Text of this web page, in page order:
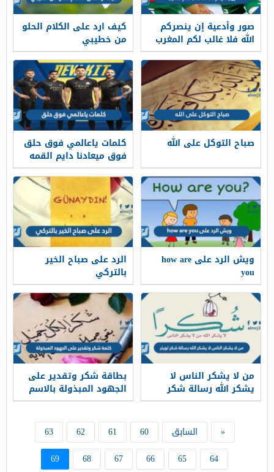
صور وأدعية إن ينصركم
الله فلا غالب لكم المغرب
كيف ارد على الكلام الحلو
من خطيبي
صباح التوكل على الله كلمات ياعالمي فوق حلق
فوق ميعادنا دايم القمه
ويش الرد على how are
you
الرد على صباح الخير
بالتركي
من لا يشكر الناس لا
يشكر الله رسالة شكر
تويتر
بطاقة شكر وتقدير على
الجهود المبذولة بالاسم
« السابق 60
61
62
63
64
65
66
67
68
69